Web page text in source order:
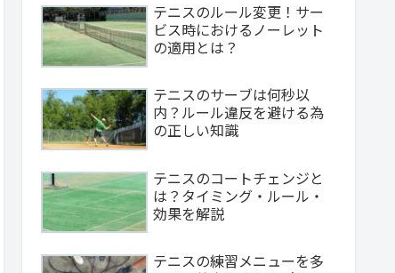
テニスのルール変更！サー
ビス時におけるノーレット
の適用とは？
テニスのサーブは何秒以
内？ルール違反を避ける為
の正しい知識
テニスのコートチェンジと
は？タイミング・ルール・
効果を解説
テニスの練習メニューを多